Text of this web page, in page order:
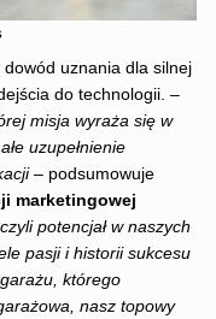
uznania dla silnej
do technologii. –
misja wyraża się w
uzupełnienie
–podsumowuje
marketingowej
potencjał w naszych
pasji i historii sukcesu
którego
nasz topowy